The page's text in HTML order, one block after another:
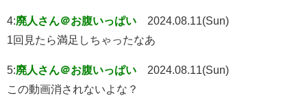
4:廃人さん＠お腹いっぱい
2024.08.11(Sun)
1回見たら満足しちゃったなあ
5:廃人さん＠お腹いっぱい
2024.08.11(Sun)
この動画消されないよな？